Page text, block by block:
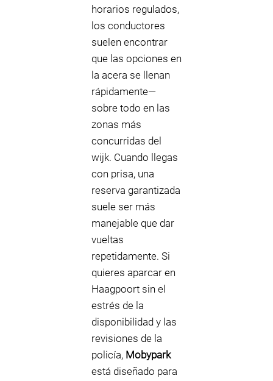
horarios regulados,
los conductores
suelen encontrar
que las opciones en
la acera se llenan
rápidamente—
sobre todo en las
zonas más
concurridas del
wijk. Cuando llegas
con prisa, una
reserva garantizada
suele ser más
manejable que dar
vueltas
repetidamente. Si
quieres aparcar en
Haagpoort sin el
estrés de la
disponibilidad y las
revisiones de la
policía, Mobypark
está diseñado para